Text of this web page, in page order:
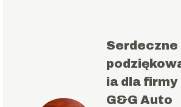
Serdeczne
ia dla firmy
G&G Auto